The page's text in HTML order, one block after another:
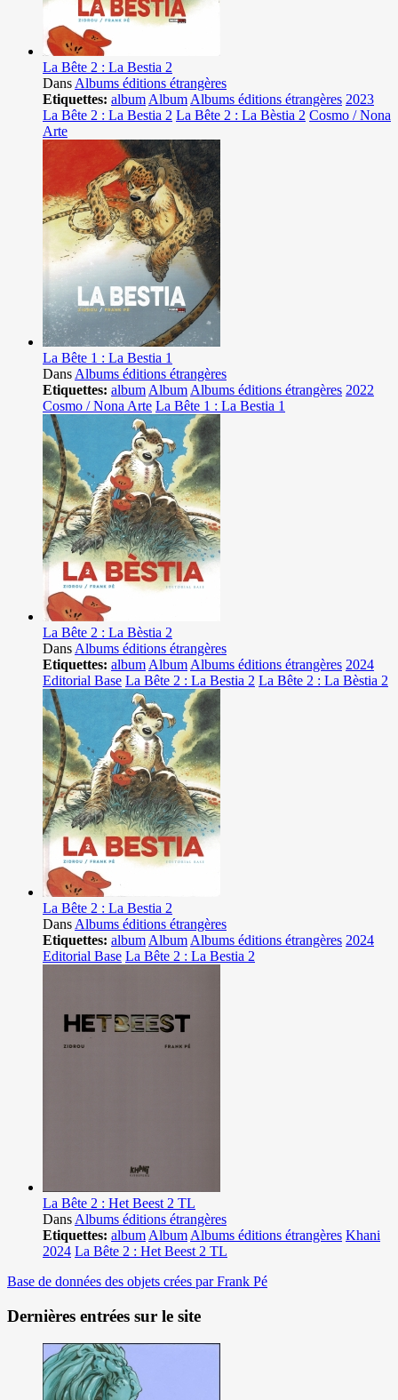
La Bête 2 : La Bestia 2
DansAlbums éditions étrangères
Etiquettes: albumAlbumAlbums éditions étrangères 2023
La Bête 2 : La Bestia 2 La Bête 2 : La Bèstia 2 Cosmo / Nona
Arte
La Bête 1 : La Bestia 1
DansAlbums éditions étrangères
Etiquettes: albumAlbumAlbums éditions étrangères 2022
Cosmo / Nona Arte La Bête 1 : La Bestia 1
La Bête 2 : La Bèstia 2
DansAlbums éditions étrangères
Etiquettes: albumAlbumAlbums éditions étrangères 2024
Editorial Base La Bête 2 : La Bestia 2 La Bête 2 : La Bèstia 2
La Bête 2 : La Bestia 2
DansAlbums éditions étrangères
Etiquettes: albumAlbumAlbums éditions étrangères 2024
Editorial Base La Bête 2 : La Bestia 2
La Bête 2 : Het Beest 2 TL
DansAlbums éditions étrangères
Etiquettes: albumAlbumAlbums éditions étrangères Khani
2024 La Bête 2 : Het Beest 2 TL
Base de données des objets crées par Frank Pé
Dernières entrées sur le site